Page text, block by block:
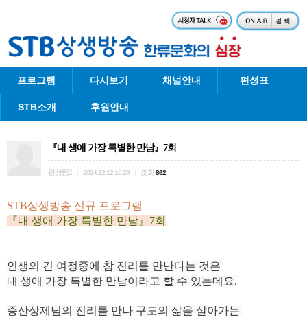
프로그램 다시보기 채널안내 편성표
STB소개 후원안내
『내 생애 가장 특별한 만남』7회
편성팀2 2024.12.12 10:28 조회 862
STB상생방송 신규 프로그램
『내 생애 가장 특별한 만남』7회
인생의 긴 여정중에 참 진리를 만난다는 것은
내 생애 가장 특별한 만남이라고 할 수 있는데요.
증산상제님의 진리를 만나 구도의 삶을 살아가는